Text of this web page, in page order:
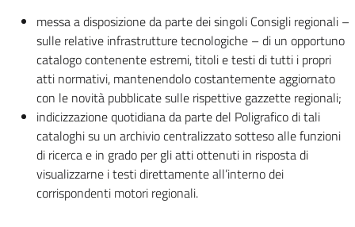
messa a disposizione da parte dei singoli Consigli regionali –
sulle relative infrastrutture tecnologiche – di un opportuno
catalogo contenente estremi, titoli e testi di tutti i propri
atti normativi, mantenendolo costantemente aggiornato
con le novità pubblicate sulle rispettive gazzette regionali;
indicizzazione quotidiana da parte del Poligrafico di tali
cataloghi su un archivio centralizzato sotteso alle funzioni
di ricerca e in grado per gli atti ottenuti in risposta di
visualizzarne i testi direttamente all’interno dei
corrispondenti motori regionali.